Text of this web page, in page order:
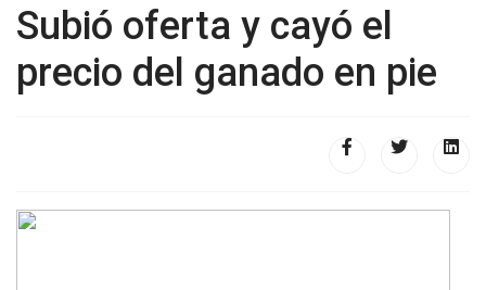
Subió oferta y cayó el
precio del ganado en pie